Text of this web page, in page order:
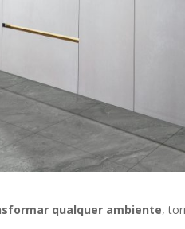
qualquer ambiente,